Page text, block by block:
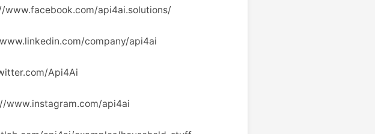
www.facebook.com/api4ai.solutions/
company/api4ai
Api4Ai
www.instagram.com/api4ai